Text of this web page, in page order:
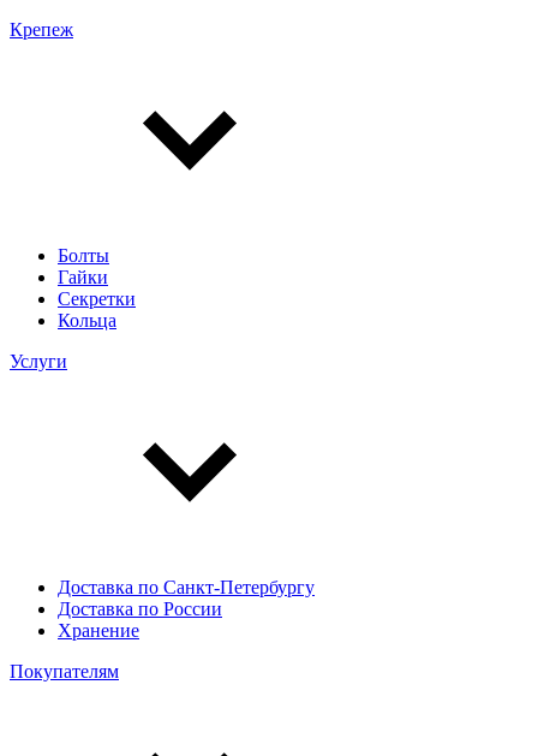
Крепеж
Болты
Гайки
Секретки
Кольца
Услуги
Доставка по Санкт-Петербургу
Доставка по России
Хранение
Покупателям